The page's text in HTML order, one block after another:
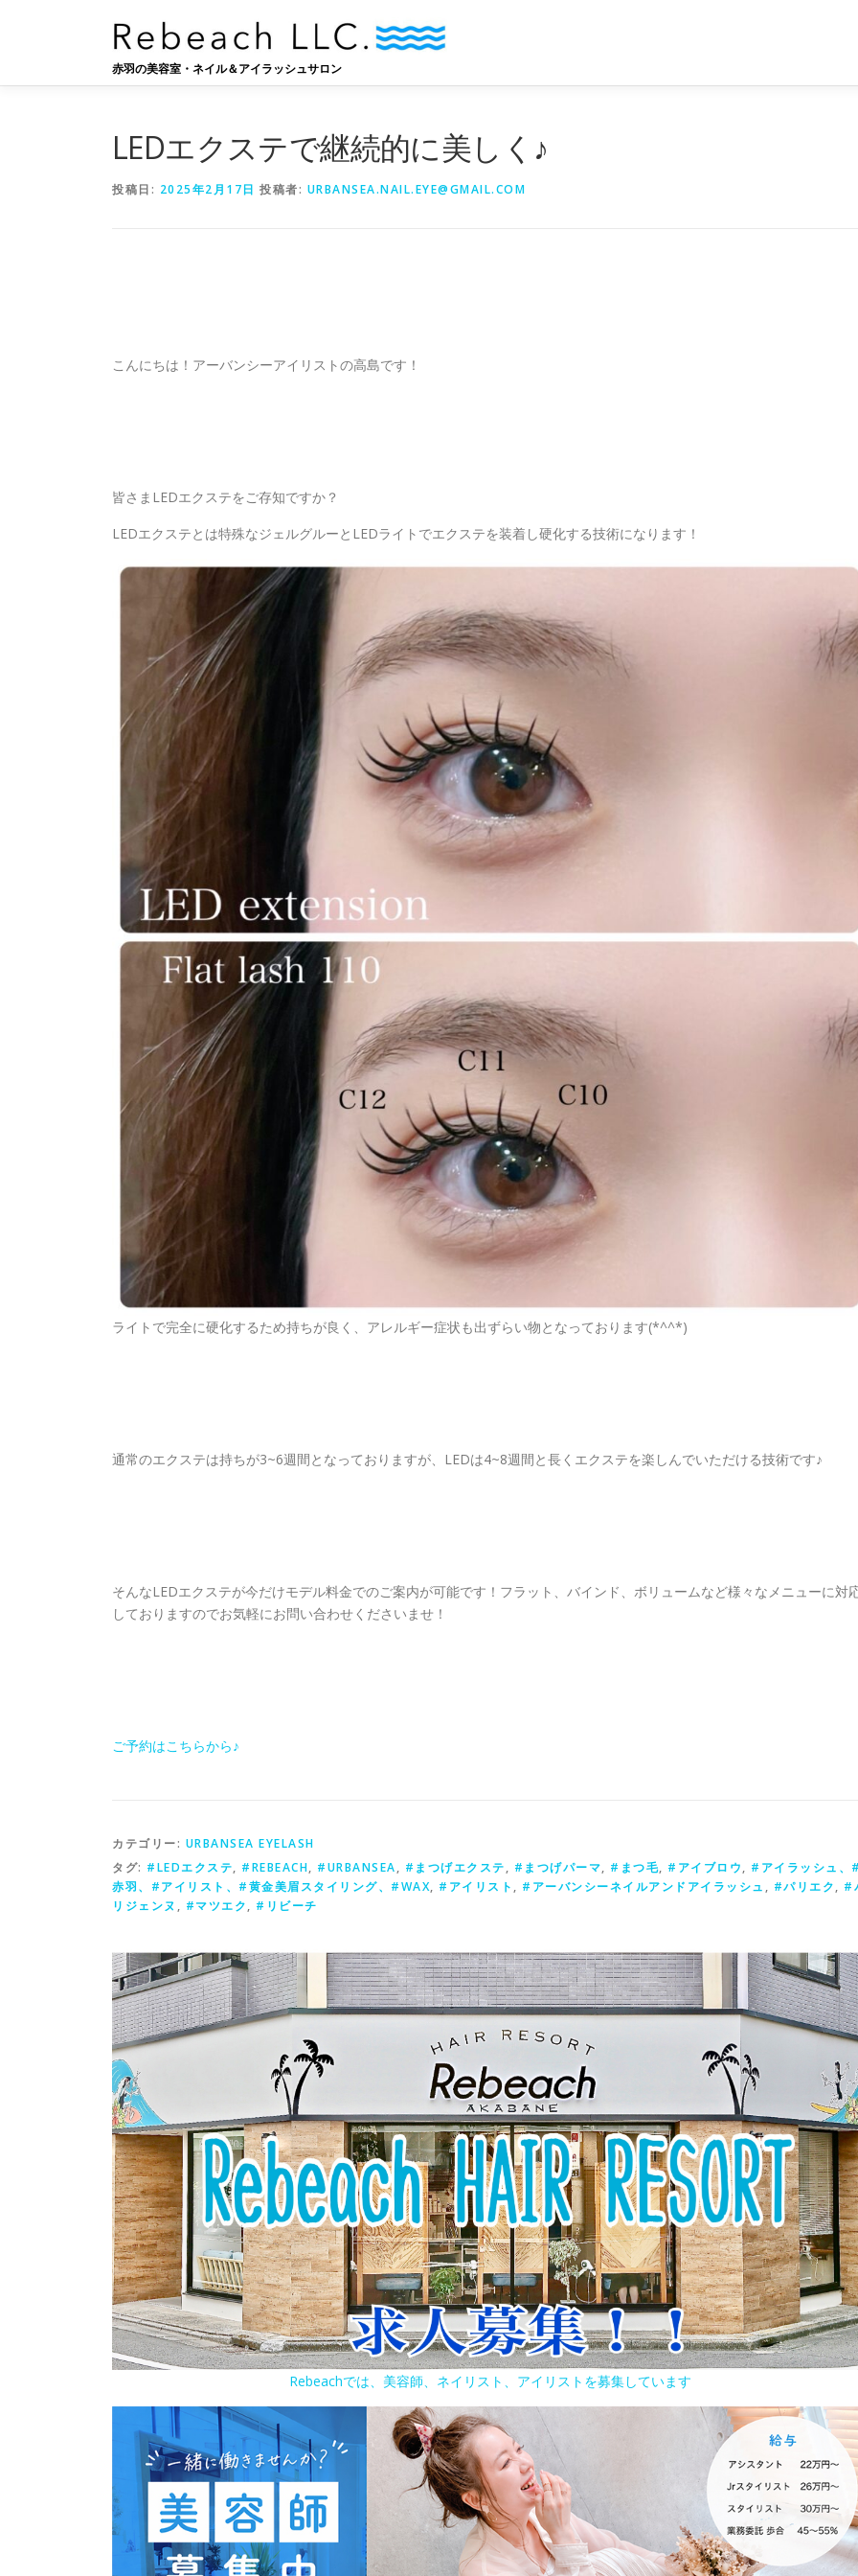
赤羽の美容室・ネイル＆アイラッシュサロン
LEDエクステで継続的に美しく♪
投稿日: 2025年2月17日 投稿者: URBANSEA.NAIL.EYE@GMAIL.COM
こんにちは！アーバンシーアイリストの高島です！
皆さまLEDエクステをご存知ですか？
LEDエクステとは特殊なジェルグルーとLEDライトでエクステを装着し硬化する技術になります！
ライトで完全に硬化するため持ちが良く、アレルギー症状も出ずらい物となっております(*^^*)
通常のエクステは持ちが3~6週間となっておりますが、LEDは4~8週間と長くエクステを楽しんでいただける技術です♪
そんなLEDエクステが今だけモデル料金でのご案内が可能です！フラット、バインド、ボリュームなど様々なメニューに対
しておりますのでお気軽にお問い合わせくださいませ！
ご予約はこちらから♪
カテゴリー: URBANSEA EYELASH
タグ: #LEDエクステ, #REBEACH, #URBANSEA, #まつげエクステ, #まつげパーマ, #まつ毛, #アイブロウ, #アイラッシュ、
赤羽、#アイリスト、#黄金美眉スタイリング、#WAX, #アイリスト , #アーバンシーネイルアンドアイラッシュ , #パリエク, #
リジェンヌ , #マツエク, #リビーチ
Rebeachでは、美容師、ネイリスト、アイリストを募集しています